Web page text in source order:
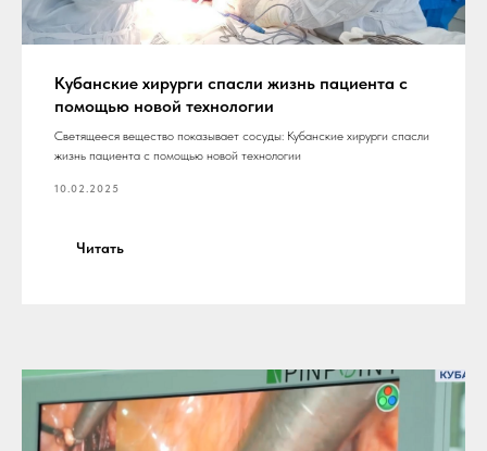
Кубанские хирурги спасли жизнь пациента с
помощью новой технологии
Светящееся вещество показывает сосуды: Кубанские хирурги спасли
жизнь пациента с помощью новой технологии
10.02.2025
Читать